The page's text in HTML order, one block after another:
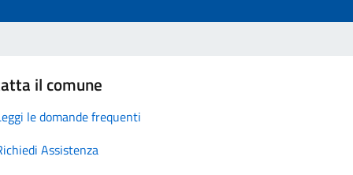
il comune
le domande frequenti
Assistenza